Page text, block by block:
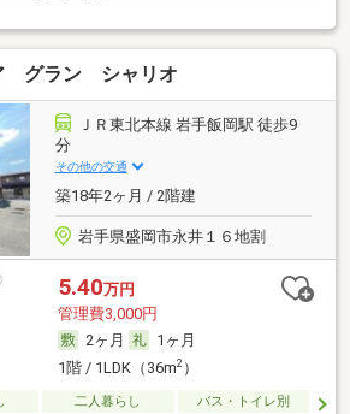
グラン シャリオ
ＪＲ東北本線 岩手飯岡駅 徒歩9
分
その他の交通
築18年2ヶ月 / 2階建
岩手県盛岡市永井１６地割
5.40万円
管理費3,000円
2ヶ月
1ヶ月
1階 / 1LDK（36m2）
二人暮らし バス・トイレ別